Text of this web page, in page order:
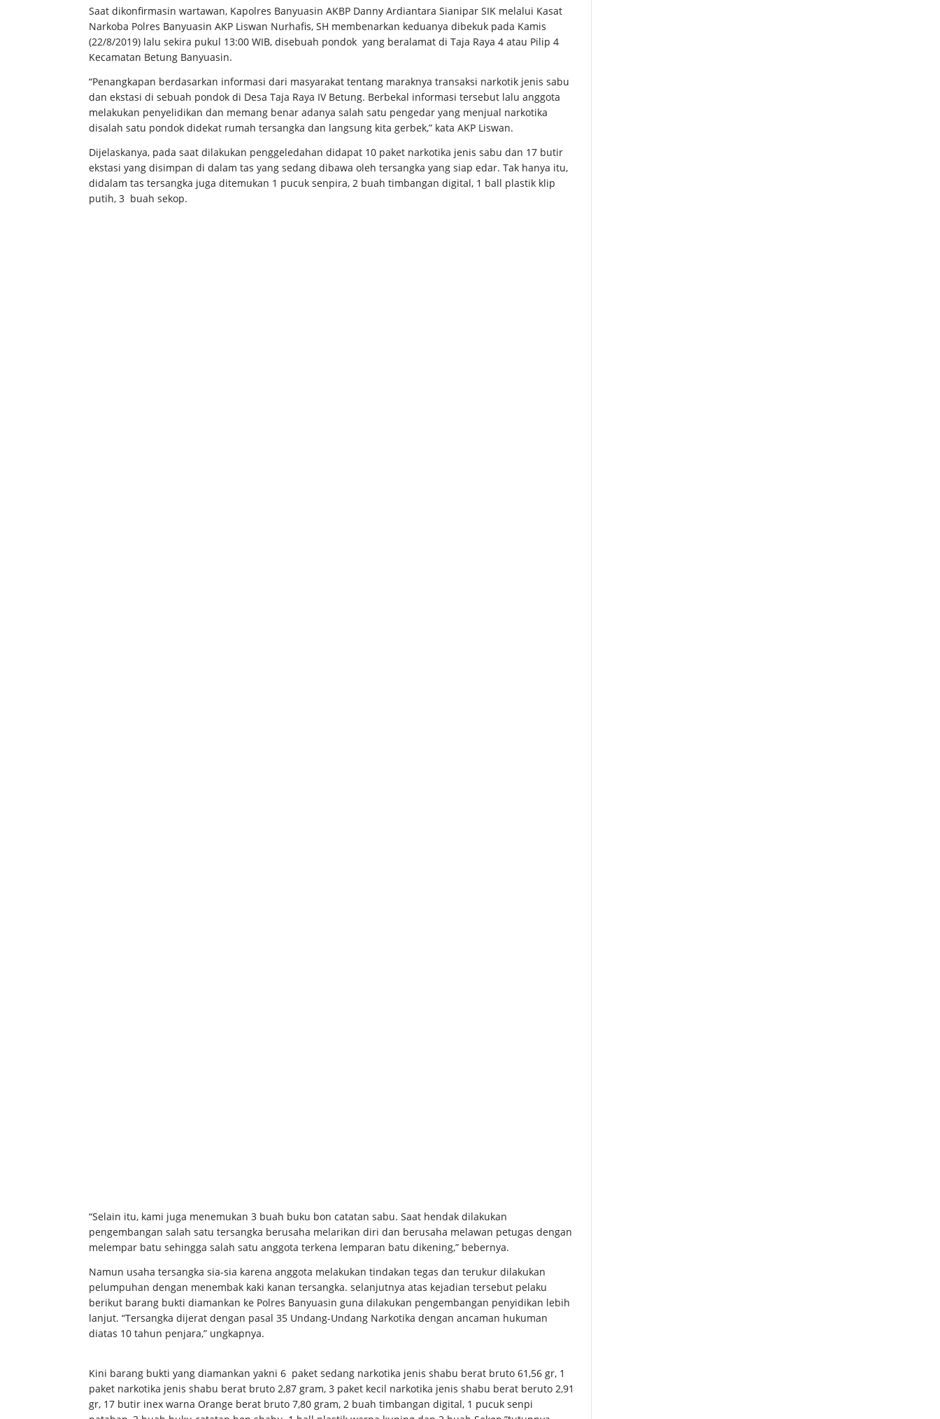
Saat dikonfirmasin wartawan, Kapolres Banyuasin AKBP Danny Ardiantara Sianipar SIK melalui Kasat
Narkoba Polres Banyuasin AKP Liswan Nurhafis, SH membenarkan keduanya dibekuk pada Kamis
(22/8/2019) lalu sekira pukul 13:00 WIB, disebuah pondok yang beralamat di Taja Raya 4 atau Pilip 4
Kecamatan Betung Banyuasin.
“Penangkapan berdasarkan informasi dari masyarakat tentang maraknya transaksi narkotik jenis sabu
dan ekstasi di sebuah pondok di Desa Taja Raya IV Betung. Berbekal informasi tersebut lalu anggota
melakukan penyelidikan dan memang benar adanya salah satu pengedar yang menjual narkotika
disalah satu pondok didekat rumah tersangka dan langsung kita gerbek,” kata AKP Liswan.
Dijelaskanya, pada saat dilakukan penggeledahan didapat 10 paket narkotika jenis sabu dan 17 butir
ekstasi yang disimpan di dalam tas yang sedang dibawa oleh tersangka yang siap edar. Tak hanya itu,
didalam tas tersangka juga ditemukan 1 pucuk senpira, 2 buah timbangan digital, 1 ball plastik klip
putih, 3 buah sekop.
“Selain itu, kami juga menemukan 3 buah buku bon catatan sabu. Saat hendak dilakukan
pengembangan salah satu tersangka berusaha melarikan diri dan berusaha melawan petugas dengan
melempar batu sehingga salah satu anggota terkena lemparan batu dikening,” bebernya.
Namun usaha tersangka sia-sia karena anggota melakukan tindakan tegas dan terukur dilakukan
pelumpuhan dengan menembak kaki kanan tersangka. selanjutnya atas kejadian tersebut pelaku
berikut barang bukti diamankan ke Polres Banyuasin guna dilakukan pengembangan penyidikan lebih
lanjut. “Tersangka dijerat dengan pasal 35 Undang-Undang Narkotika dengan ancaman hukuman
diatas 10 tahun penjara,” ungkapnya.
Kini barang bukti yang diamankan yakni 6 paket sedang narkotika jenis shabu berat bruto 61,56 gr, 1
paket narkotika jenis shabu berat bruto 2,87 gram, 3 paket kecil narkotika jenis shabu berat beruto 2,91
gr, 17 butir inex warna Orange berat bruto 7,80 gram, 2 buah timbangan digital, 1 pucuk senpi